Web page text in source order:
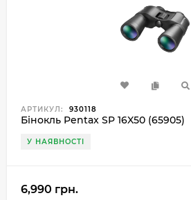
АРТИКУЛ: 930118
Бінокль Pentax SP 16X50 (65905)
У НАЯВНОСТІ
6,990 грн.